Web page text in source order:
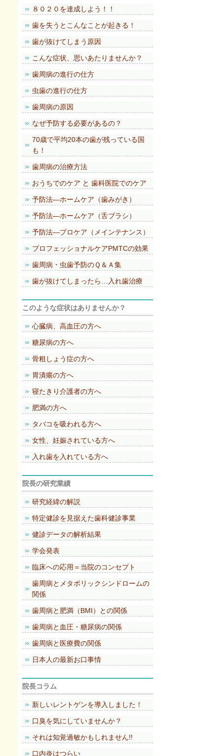
８０２０を達成しよう！！
歯を失うとこんなことが起きる！
歯が抜けてしまう原因
こんな症状、思いあたりませんか？
歯周病の進行の仕方
虫歯の進行の仕方
歯周病の原因
なぜ予防する必要があるの？
70歳で平均20本の歯が残っている国
も！
歯周病の治療方法
おうちでのケア と 歯科医院でのケア
予防法―ホームケア（歯みがき）
予防法―ホームケア（舌ブラシ）
予防法―プロケア（メインテナンス）
プロフェッショナルケアPMTCの効果
歯周病・虫歯予防のＱ＆Ａ集
歯が抜けてしまったら…入れ歯治療
このような症状はありませんか？
心臓病、高血圧の方へ
糖尿病の方へ
骨粗しょう症の方へ
胃潰瘍の方へ
寝たきり介護者の方へ
肥満の方へ
タバコを吸われる方へ
女性、妊娠されている方へ
入れ歯を入れている方へ
院長の研究業績
研究経緯の解説
特定健診を見据えた歯科健診事業
健診データの解析結果
学会発表
臨床への応用＝当院のコンセプト
歯周病とメタボリックシンドロームの
関係
歯周病と肥満（BMI）との関係
歯周病と血圧・糖尿病の関係
歯周病と医療費の関係
日本人の最新お口事情
院長コラム
新しいレントゲンを導入しました！
口臭を気にしていませんか？
それは知覚過敏かもしれません!!
口内炎はつらい